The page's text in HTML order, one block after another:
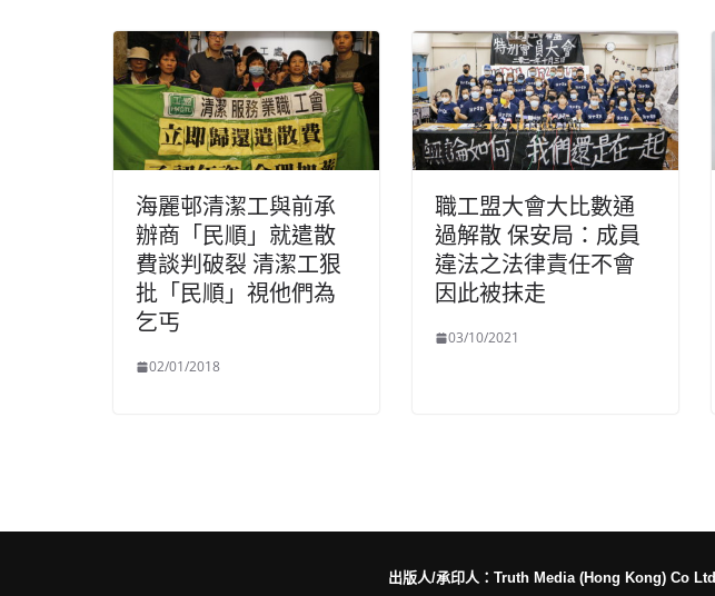
海麗邨清潔工與前承
辦商「民順」就遣散
費談判破裂 清潔工狠
批「民順」視他們為
乞丐
02/01/2018
職工盟大會大比數通
過解散 保安局：成員
違法之法律責任不會
因此被抹走
03/10/2021
出版人/承印人：Truth Media (Hong Kong) Co Ltd